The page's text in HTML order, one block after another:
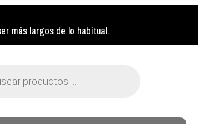
más largos de lo habitual.